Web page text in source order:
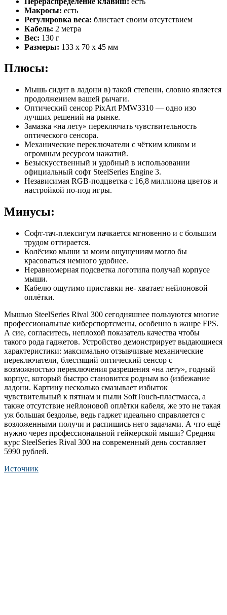
Макросы: есть
Регулировка веса: блистает своим отсутствием
Кабель: 2 метра
Вес: 130 г
Размеры: 133 х 70 х 45 мм
Плюсы:
Мышь сидит в ладони в) такой степени, словно является
продолжением вашей рычаги.
Оптический сенсор PixArt PMW3310 — одно изо
лучших решений на рынке.
Замазка «на лету» переключать чувствительность
оптического сенсора.
Механические переключатели с чётким кликом и
огромным ресурсом нажатий.
Безыскусственный и удобный в использовании
официальный софт SteelSeries Engine 3.
Независимая RGB-подцветка с 16,8 миллиона цветов и
настройкой по-под игры.
Минусы:
Софт-тач-плексигум пачкается мгновенно и с большим
трудом оттирается.
Колёсико мыши за моим ощущениям могло бы
красоваться немного удобнее.
Неравномерная подсветка логотипа получай корпусе
мыши.
Кабелю ощутимо приставки не- хватает нейлоновой
оплётки.
Мышью SteelSeries Rival 300 сегодняшнее пользуются многие
профессиональные киберспортсмены, особенно в жанре FPS.
А сие, согласитесь, неплохой показатель качества чтобы
такого рода гаджетов. Устройство демонстрирует выдающиеся
характеристики: максимально отзывчивые механические
переключатели, блестящий оптический сенсор с
возможностью переключения разрешения «на лету», годный
корпус, который быстро становится родным во (избежание
ладони. Картину несколько смазывает избыток
чувствительный к пятнам и пыли SoftTouch-пластмасса, а
также отсутствие нейлоновой оплётки кабеля, же это не такая
уж большая бездолье, ведь гаджет идеально справляется с
возложенными получи и распишись него задачами. А что ещё
нужно через профессиональной геймерской мыши? Средняя
курс SteelSeries Rival 300 на современный день составляет
5990 рублей.
Источник